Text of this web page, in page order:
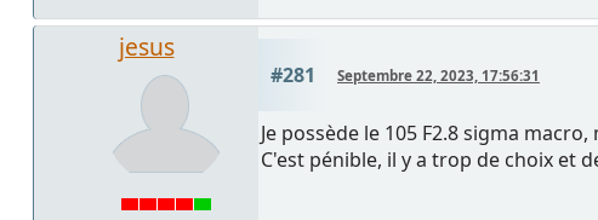
jesus
#281 Septembre 22, 2023, 17:56:31
Je possède le 105 F2.8 sigma
C'est pénible, il y a trop de choix et